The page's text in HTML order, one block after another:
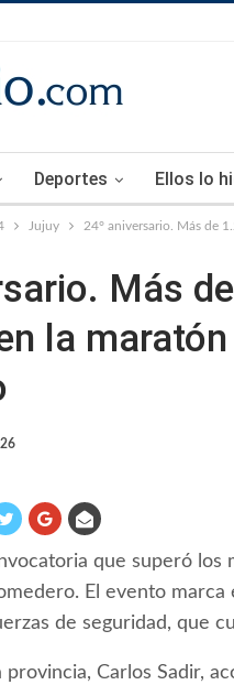
Deportes Ellos lo
Jujuy 24° aniversario. Más de
Más
la
que superó
El evento
de seguridad, que
provincia, Carlos Sadir,